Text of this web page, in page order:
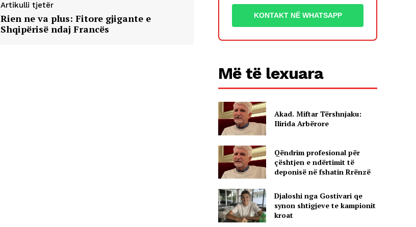
Artikulli tjetër
Rien ne va plus: Fitore gjigante e
Shqipërisë ndaj Francës
KONTAKT NË WHATSAPP
Më të lexuara
Akad. Miftar Tërshnjaku:
Ilirida Arbërore
Qëndrim profesional për
çështjen e ndërtimit të
deponisë në fshatin Rrënzë
Djaloshi nga Gostivari qe
synon shtigjeve te kampionit
kroat